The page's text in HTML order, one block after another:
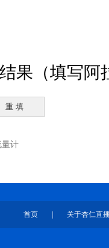
（填写阿拉伯
量计
首页 关于杏仁直